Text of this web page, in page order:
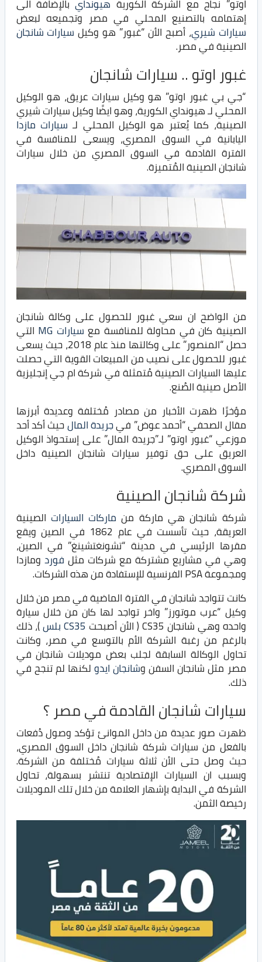
اوتو” نجاح مع الشركة الكورية هيوندايبالإضافة الى
إهتمامه بالتصنيع المحلي في مصر وتجميعه لبعض
سيارات شيري، أصبح الأن “غبور” هو وكيل سيارات شانجان
الصينية في مصر.
غبور اوتو .. سيارات شانجان
“جي بي غبور اوتو” هو وكيل سيارات عريق، هو الوكيل
المحلي لـ هيونداي الكورية، وهو ايضًا وكيل سيارات شيري
الصينية، كما يُعتبر هو الوكيل المحلي لـ سيارات مازدا
اليابانية في السوق المصري، ويسعى للمنافسة في
الفترة القادمة في السوق المصري من خلال سيارات
شانجان الصينية المُتميزة.
من الواضح ان سعي غبور للحصول على وكالة شانجان
الصينية كان في محاولة للمنافسة مع سيارات MG التي
حصل “المنصور” على وكالتها منذ عام 2018، حيث يسعى
غبور للحصول على نصيب من المبيعات القوية التي حصلت
عليها السيارات الصينية مُتمثلة في شركة ام جي إنجليزية
الأصل صينية الصُنع.
مؤخرًا ظهرت الأخبار من مصادر مُختلفة وعديدة أبرزها
مقال الصحفي “أحمد عوض” فيجريدة المالحيث أكد أحد
موزعي “غبور اوتو” لـ”جريدة المال” على إستحواذ الوكيل
العريق على حق توفير سيارات شانجان الصينية داخل
السوق المصري.
شركة شانجان الصينية
شركة شانجان هي ماركة من ماركات السيارات الصينية
العريقة، حيث تأسست في عام 1862 في الصين ويقع
مقرها الرئيسي في مدينة “تشونغتشينغ” في الصين،
وهي في مشاريع مشتركة مع شركات مثل فورد ومازدا
ومجموعة PSA الفرنسية للإستفادة من هذه الشركات.
كانت تتواجد شانجان في الفترة الماضية في مصر من خلال
وكيل “عرب موتورز” واخر تواجد لها كان من خلال سيارة
واحده وهي شانجان CS35 ( الأن أصبحت CS35 بلس )، ذلك
بالرغم من رغبة الشركة الأم بالتوسع في مصر، وكانت
تحاول الوكالة السابقة لجلب بعض موديلات شانجان في
مصر مثل شانجان السفن وشانجان ايدولكنها لم تنجح في
ذلك.
سيارات شانجان القادمة في مصر ؟
ظهرت صور عديدة من داخل الموانئ تؤكد وصول دُفعات
بالفعل من سيارات شركة شانجان داخل السوق المصري،
حيث وصل حتى الأن ثلاثة سيارات مُختلفة من الشركة.
وبسبب ان السيارات الإقتصادية تنتشر بسهولة، تحاول
الشركة في البداية بإشهار العلامة من خلال تلك الموديلات
رخيصة الثمن.